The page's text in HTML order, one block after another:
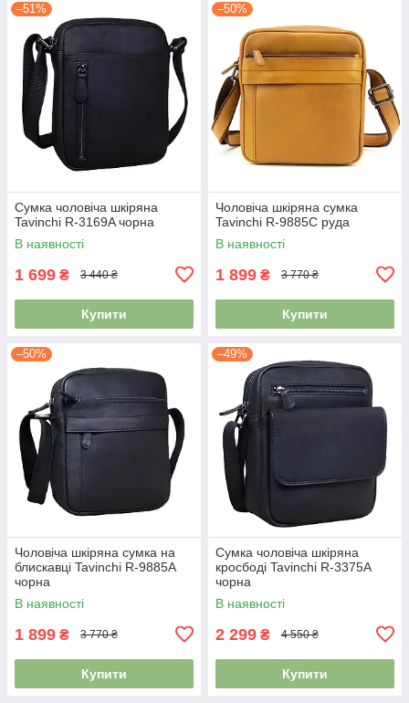
–51%
Сумка чоловіча шкіряна
Tavinchi R-3169A чорна
В наявності
1 699 ₴ 3 440 ₴
Купити
–50%
Чоловіча шкіряна сумка
Tavinchi R-9885C руда
В наявності
1 899 ₴ 3 770 ₴
Купити
–50%
Чоловіча шкіряна сумка на
блискавці Tavinchi R-9885A
чорна
В наявності
1 899 ₴ 3 770 ₴
Купити
–49%
Сумка чоловіча шкіряна
кросбоді Tavinchi R-3375A
чорна
В наявності
2 299 ₴ 4 550 ₴
Купити